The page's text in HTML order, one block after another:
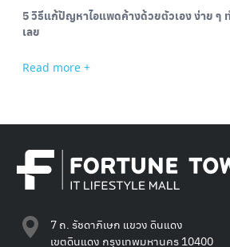
5 วิธีแก้ปัญหาไอแพดค้างด้วยตัวเอง ง่าย ๆ
เลย
Read more +
7 ถ. รัชดาภิเษก แขวง ดินแดง
เขตดินแดง กรุงเทพมหานคร 10400